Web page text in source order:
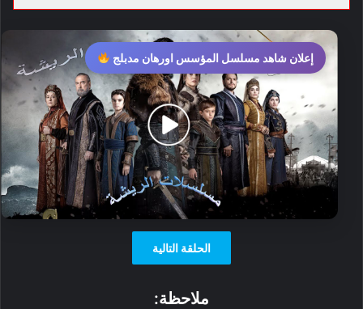
إعلان شاهد مسلسل المؤسس اورهان مدبلج
الحلقة التالية
ملاحظة: